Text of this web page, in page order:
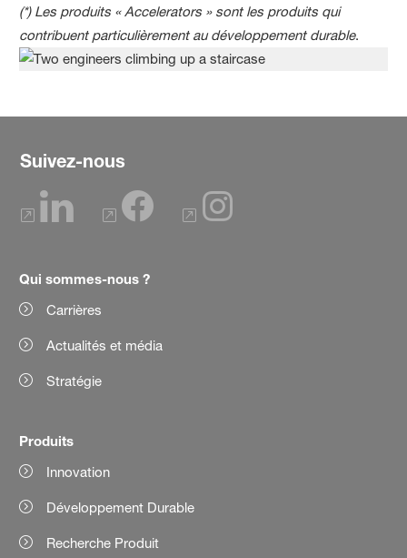
(*) Les produits « Accelerators » sont les produits qui
contribuent particulièrement au développement durable.
Suivez-nous
Qui sommes-nous ?
Carrières
Actualités et média
Stratégie
Produits
Innovation
Développement Durable
Recherche Produit